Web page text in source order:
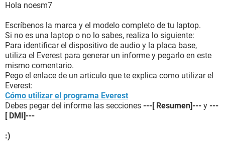
Hola noesm7
Escríbenos la marca y el modelo completo de tu laptop.
Si no es una laptop o no lo sabes, realiza lo siguiente:
Para identificar el dispositivo de audio y la placa base,
utiliza el Everest para generar un informe y pegarlo en este
mismo comentario.
Pego el enlace de un articulo que te explica como utilizar el
Everest:
Cómo utilizar el programa Everest
Debes pegar del informe las secciones ---[ Resumen]--- y ---
[ DMI]---
:)